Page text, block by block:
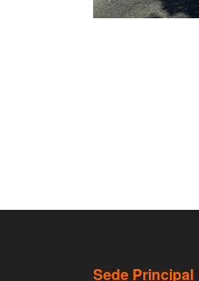
Sede Principal